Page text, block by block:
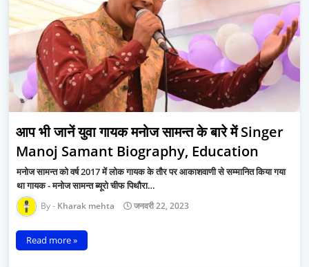
आप भी जानें युवा गायक मनोज सामन्त के बारे में Singer
Manoj Samant Biography, Education
मनोज सामन्त को वर्ष 2017 में लोक गायक के तौर पर आकाशवाणी से सम्मानित किया गया
था गायक - मनोज सामन्त ब्यूरो चीफ पिथौरा…
Kharak mehta जनवरी 22, 2023
Read more »